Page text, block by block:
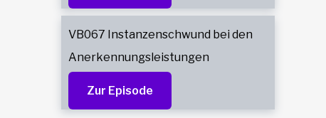
VB067 Instanzenschwund bei den
Anerkennungsleistungen
Zur Episode